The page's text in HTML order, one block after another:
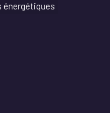
énergétiques